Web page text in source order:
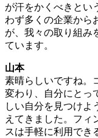
が汗をかくべきとい
わず多くの企業から
が、我々の取り組み
ています。
山本
素晴らしいですね。
変わり、自分にとっ
しい自分を見つけよ
えてきました。フィ
スは手軽に利用でき